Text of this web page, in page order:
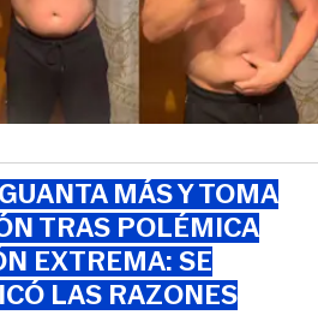
MÁS Y TOMA
TRAS POLÉMICA
EXTREMA: SE
LAS RAZONES